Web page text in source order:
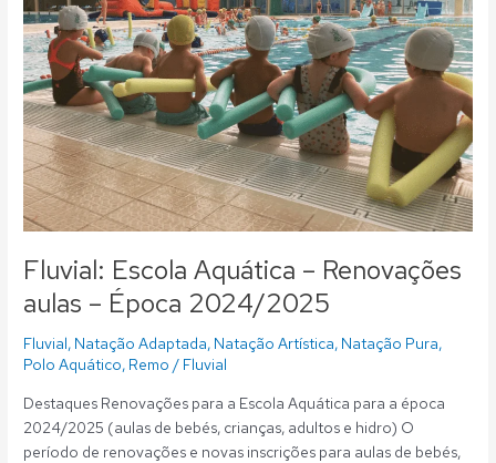
Fluvial: Escola Aquática – Renovações
aulas – Época 2024/2025
Fluvial, Natação Adaptada, Natação Artística, Natação Pura,
Polo Aquático, Remo / Fluvial
Destaques Renovações para a Escola Aquática para a época
2024/2025 (aulas de bebés, crianças, adultos e hidro) O
período de renovações e novas inscrições para aulas de bebés,
–
Época
2024/2025